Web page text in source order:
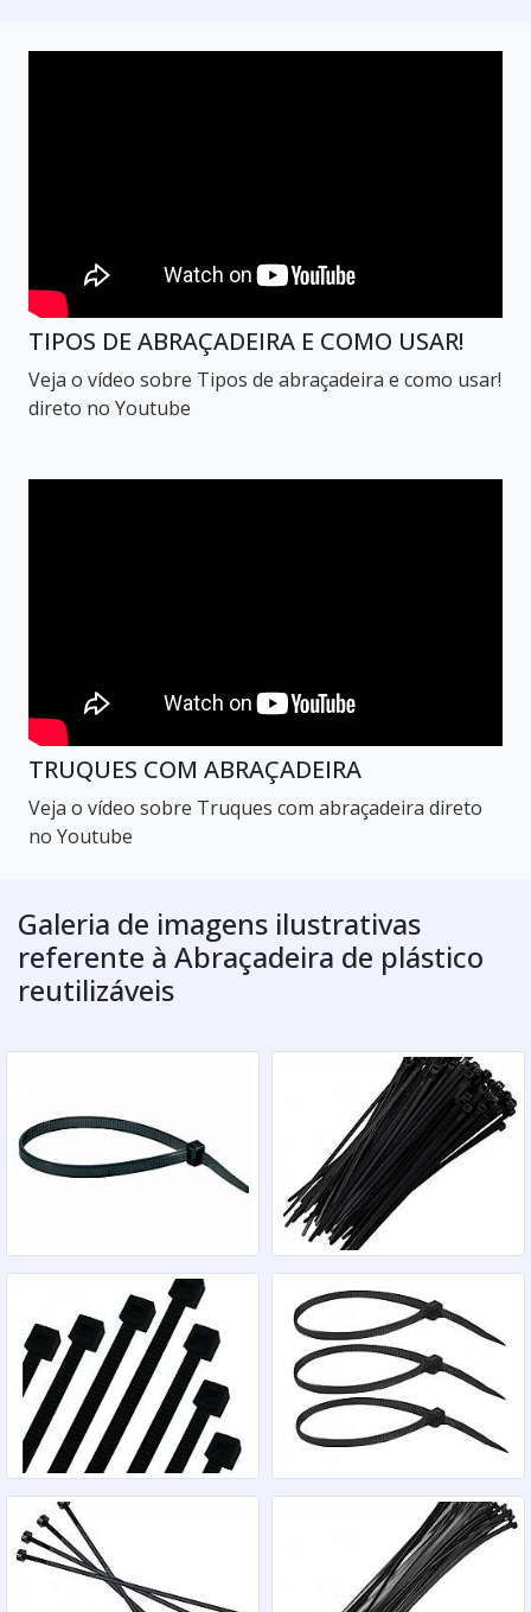
TIPOS DE ABRAÇADEIRA E COMO USAR!
Veja o vídeo sobre Tipos de abraçadeira e como usar!
direto no Youtube
TRUQUES COM ABRAÇADEIRA
Veja o vídeo sobre Truques com abraçadeira direto
no Youtube
Galeria de imagens ilustrativas
referente à Abraçadeira de plástico
reutilizáveis